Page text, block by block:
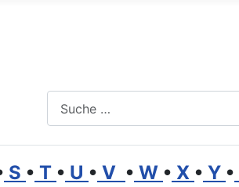
S • T • U • V • W • X • Y •